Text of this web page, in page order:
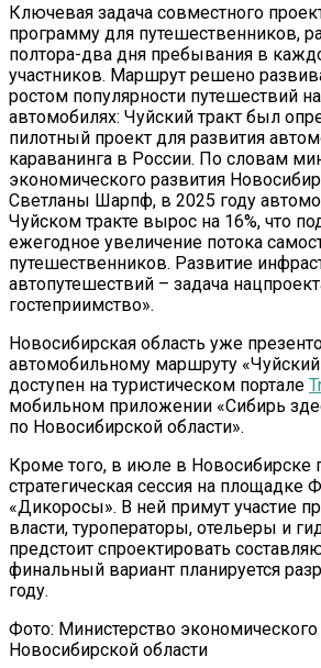
Ключевая задача совместного
программу для путешественников,
полтора-два дня пребывания в
участников. Маршрут решено
ростом популярности путешествий
автомобилях: Чуйский тракт был
пилотный проект для развития
караванинга в России. По словам
экономического развития
Светланы Шарпф, в 2025 году
Чуйском тракте вырос на 16%, что
ежегодное увеличение потока
путешественников. Развитие
автопутешествий – задача
гостеприимство».
Новосибирская область уже
автомобильному маршруту «Чуйский
доступен на туристическом портале
мобильном приложении «Сибирь
по Новосибирской области».
Кроме того, в июле в Новосибирске
стратегическая сессия на площадке
«Дикоросы». В ней примут участие
власти, туроператоры, отельеры и
предстоит спроектировать
финальный вариант планируется
году.
Фото: Министерство экономического
Новосибирской области